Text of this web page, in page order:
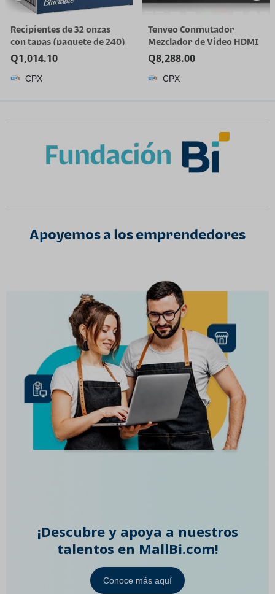
Recipientes de 32 onzas
con tapas (paquete de 240)
a granel – Recipiente de
plástico de cuarto de galón
con tapa, desechable, 32
Q1,014.10
CPX
Tenveo Conmutador
Mezclador de Video HDMI
4K60FPS, 4*SDI & 4*HDMI
Entrada, Conmutador de
Transmisión en Vivo de 5
Q8,288.00
CPX
Apoyemos a los emprendedores​
¡Descubre y apoya a nuestros
talentos en MallBi.com!
Conoce más aquí